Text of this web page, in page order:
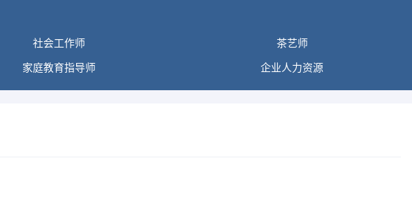
社会工作师 茶艺师
家庭教育指导师 企业人力资源